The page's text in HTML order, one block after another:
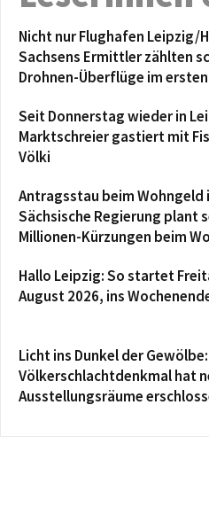
Nicht nur Flughafen Leipzig/
Sachsens Ermittler zählten
Drohnen-Überflüge im
Seit Donnerstag wieder in
Marktschreier gastiert mit
Völki
Antragsstau beim Wohngeld
Sächsische Regierung plant
Millionen-Kürzungen beim
Hallo Leipzig: So startet
August 2026, ins
Licht ins Dunkel der Gewölbe:
Völkerschlachtdenkmal hat
Ausstellungsräume